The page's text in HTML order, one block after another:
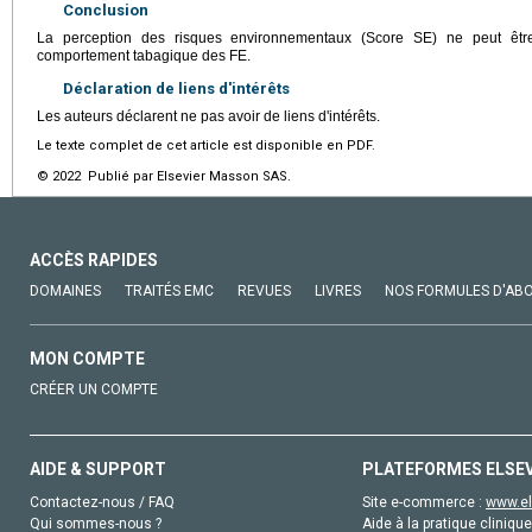
Conclusion
La perception des risques environnementaux (Score SE) ne peut
comportement tabagique des FE.
Déclaration de liens d'intérêts
Les auteurs déclarent ne pas avoir de liens d'intérêts.
Le texte complet de cet article est disponible en PDF.
© 2022 Publié par Elsevier Masson SAS.
ACCÈS RAPIDES
DOMAINES TRAITÉS EMC REVUES LIVRES NOS FORMULES
MON COMPTE
CRÉER UN COMPTE
AIDE & SUPPORT
Contactez-nous / FAQ
Qui sommes-nous ?
PLATEFORMES
Site e-commerce :
Aide à la pratique